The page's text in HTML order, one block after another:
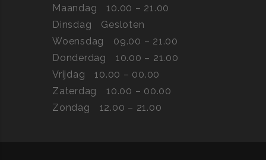
Maandag
10.00 – 21.00
Dinsdag
Gesloten
Woensdag
09.00 – 21.00
Donderdag
10.00 – 21.00
Vrijdag
10.00 – 00.00
Zaterdag
10.00 – 00.00
Zondag
12.00 – 21.00